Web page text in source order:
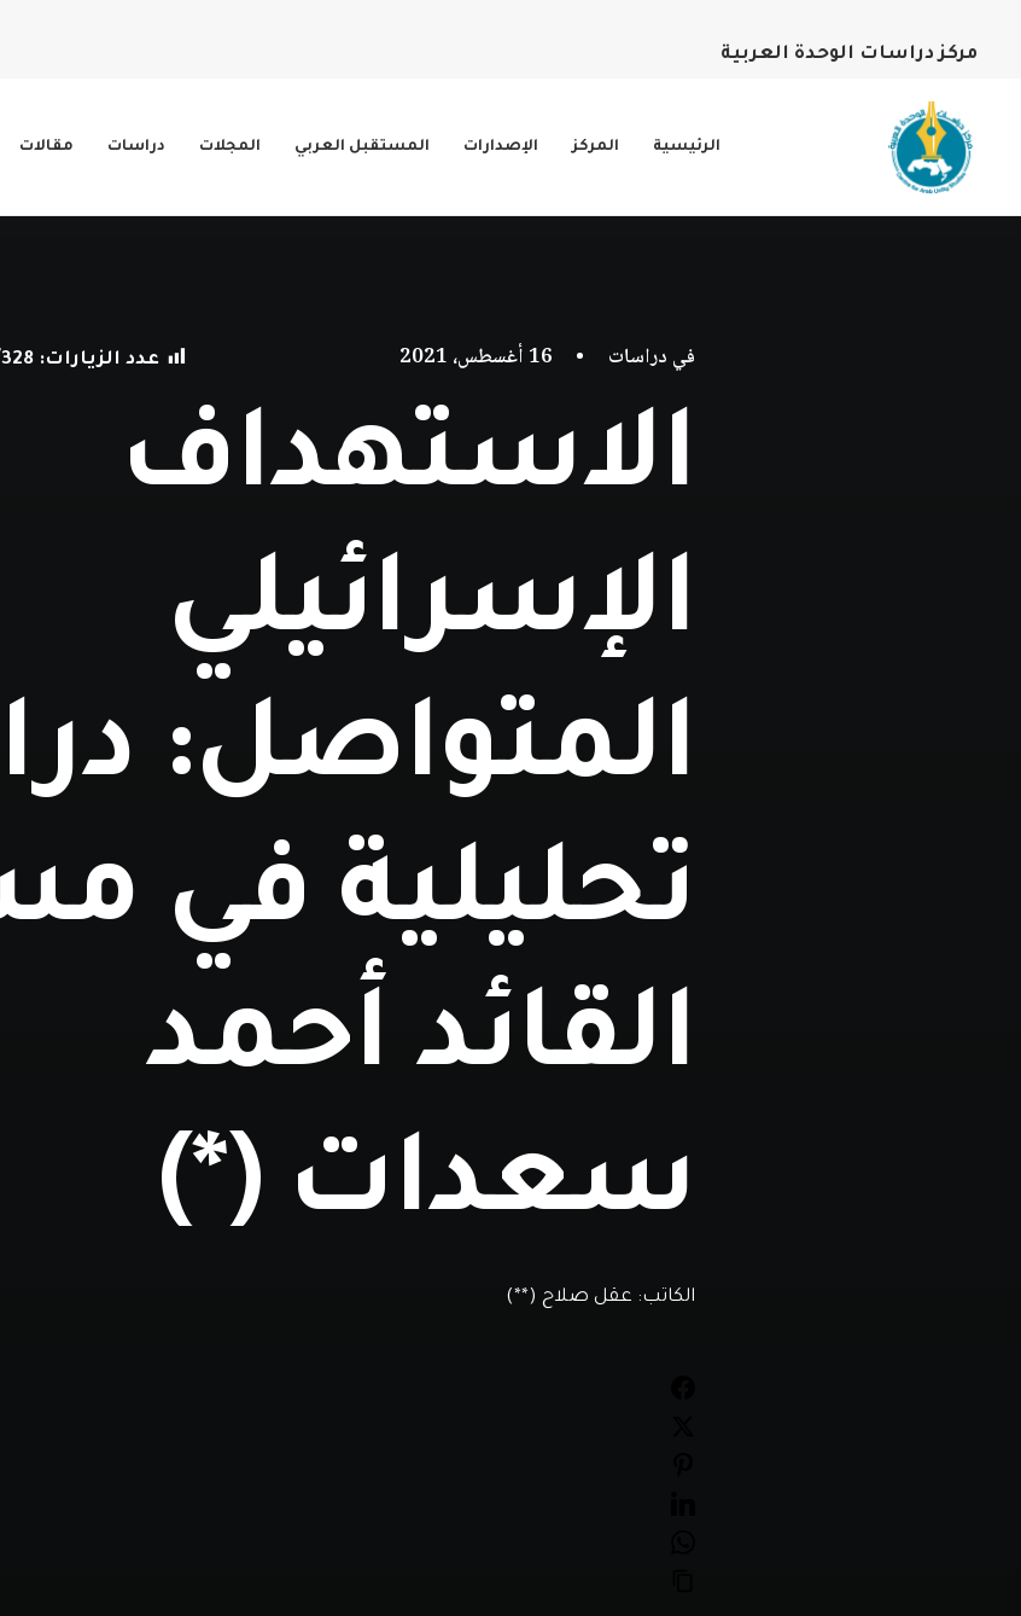
مركز دراسات الوحدة العربية
الرئيسية المركز الإصدارات المستقبل العربي المجلات دراسات مقالات
في دراسات • 16 أغسطس، 2021 عدد الزيارات:
الاستهداف
الإسرائيلي
المتواصل:
تحليلية في
القائد أحمد
سعدات (*)
الكاتب: عقل صلاح (**)